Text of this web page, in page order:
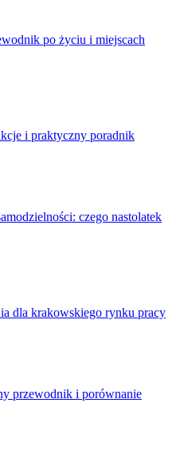
po życiu i miejscach
i praktyczny poradnik
czego nastolatek
dla krakowskiego rynku pracy
przewodnik i porównanie